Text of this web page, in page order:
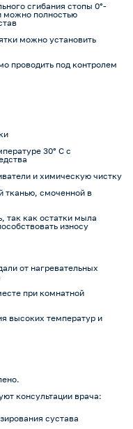
сгибания стопы 0°-
можно полностью
можно установить
проводить под контролем
30° С с
и химическую чистку
тканью, смоченной в
так как остатки мыла
износу
от нагревательных
при комнатной
высоких температур и
консультации врача:
сустава